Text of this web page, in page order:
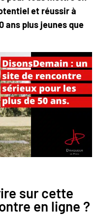
et réussir à
ans plus jeunes que
sur cette
en ligne ?